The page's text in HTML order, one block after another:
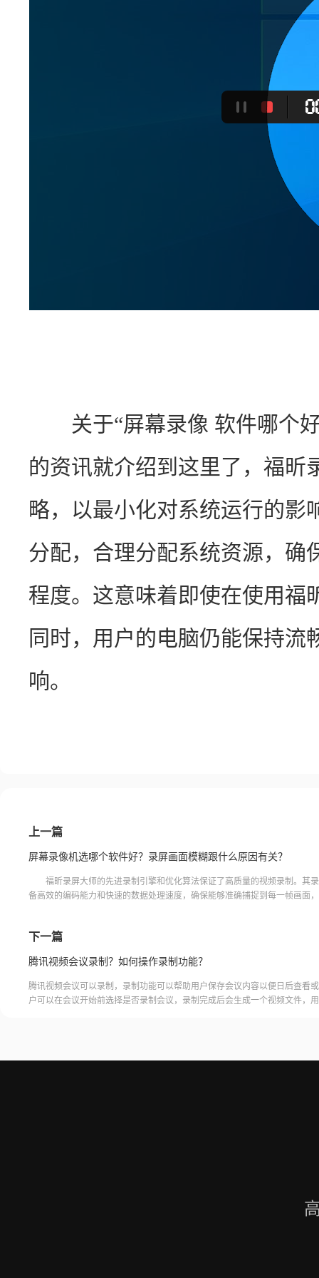
关于“屏幕录像 软件哪个好
的资讯就介绍到这里了，福昕
略，以最小化对系统运行的影
分配，合理分配系统资源，确
程度。这意味着即使在使用福
同时，用户的电脑仍能保持流
响。
上一篇
屏幕录像机选哪个软件好？录屏画面模糊跟什么原因有关？
福昕录屏大师的先进录制引擎和优化算法保证了高质量的视频录制。其
备高效的编码能力和快速的数据处理速度，确保能够准确捕捉到每一帧画面
下一篇
腾讯视频会议录制？如何操作录制功能？
腾讯视频会议可以录制，录制功能可以帮助用户保存会议内容以便日后查看
户可以在会议开始前选择是否录制会议，录制完成后会生成一个视频文件，